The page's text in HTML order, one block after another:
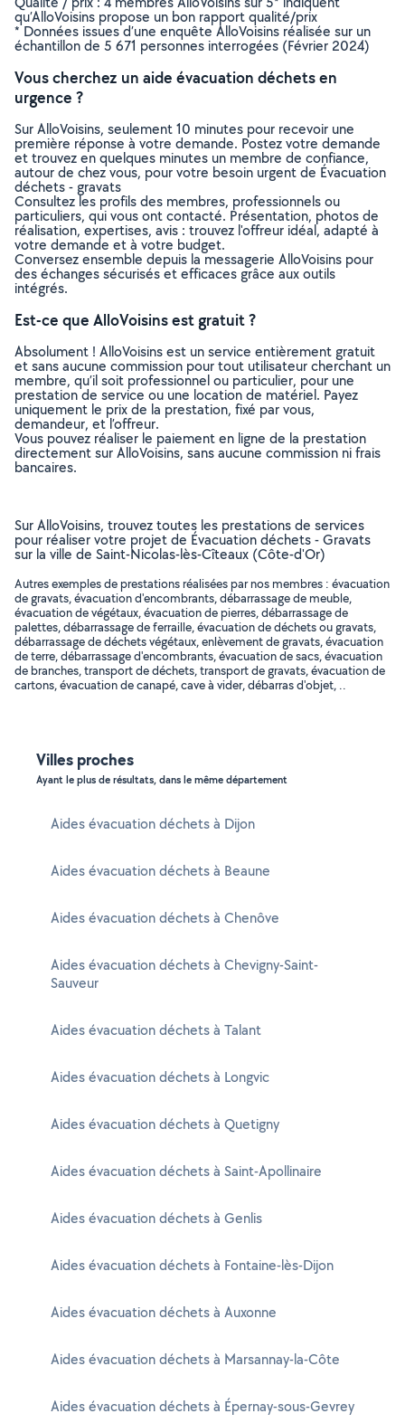
qu’AlloVoisins propose un bon rapport qualité/prix
* Données issues d’une enquête AlloVoisins réalisée sur un
échantillon de 5 671 personnes interrogées (Février 2024)
Vous cherchez un aide évacuation déchets en
urgence ?
Sur AlloVoisins, seulement 10 minutes pour recevoir une
première réponse à votre demande. Postez votre demande
et trouvez en quelques minutes un membre de confiance,
autour de chez vous, pour votre besoin urgent de Évacuation
déchets - gravats
Consultez les profils des membres, professionnels ou
particuliers, qui vous ont contacté. Présentation, photos de
réalisation, expertises, avis : trouvez l'offreur idéal, adapté à
votre demande et à votre budget.
Conversez ensemble depuis la messagerie AlloVoisins pour
des échanges sécurisés et efficaces grâce aux outils
intégrés.
Est-ce que AlloVoisins est gratuit ?
Absolument ! AlloVoisins est un service entièrement gratuit
et sans aucune commission pour tout utilisateur cherchant un
membre, qu’il soit professionnel ou particulier, pour une
prestation de service ou une location de matériel. Payez
uniquement le prix de la prestation, fixé par vous,
demandeur, et l’offreur.
Vous pouvez réaliser le paiement en ligne de la prestation
directement sur AlloVoisins, sans aucune commission ni frais
bancaires.
Sur AlloVoisins, trouvez toutes les prestations de services
pour réaliser votre projet de Évacuation déchets - Gravats
sur la ville de Saint-Nicolas-lès-Cîteaux (Côte-d'Or)
Autres exemples de prestations réalisées par nos membres : évacuation
de gravats, évacuation d'encombrants, débarrassage de meuble,
évacuation de végétaux, évacuation de pierres, débarrassage de
palettes, débarrassage de ferraille, évacuation de déchets ou gravats,
débarrassage de déchets végétaux, enlèvement de gravats, évacuation
de terre, débarrassage d'encombrants, évacuation de sacs, évacuation
de branches, transport de déchets, transport de gravats, évacuation de
cartons, évacuation de canapé, cave à vider, débarras d'objet, ..
Villes proches
Ayant le plus de résultats, dans le même département
Aides évacuation déchets à Dijon
Aides évacuation déchets à Beaune
Aides évacuation déchets à Chenôve
Aides évacuation déchets à Chevigny-Saint-
Sauveur
Aides évacuation déchets à Talant
Aides évacuation déchets à Longvic
Aides évacuation déchets à Quetigny
Aides évacuation déchets à Saint-Apollinaire
Aides évacuation déchets à Genlis
Aides évacuation déchets à Fontaine-lès-Dijon
Aides évacuation déchets à Auxonne
Aides évacuation déchets à Marsannay-la-Côte
Aides évacuation déchets à Épernay-sous-Gevrey